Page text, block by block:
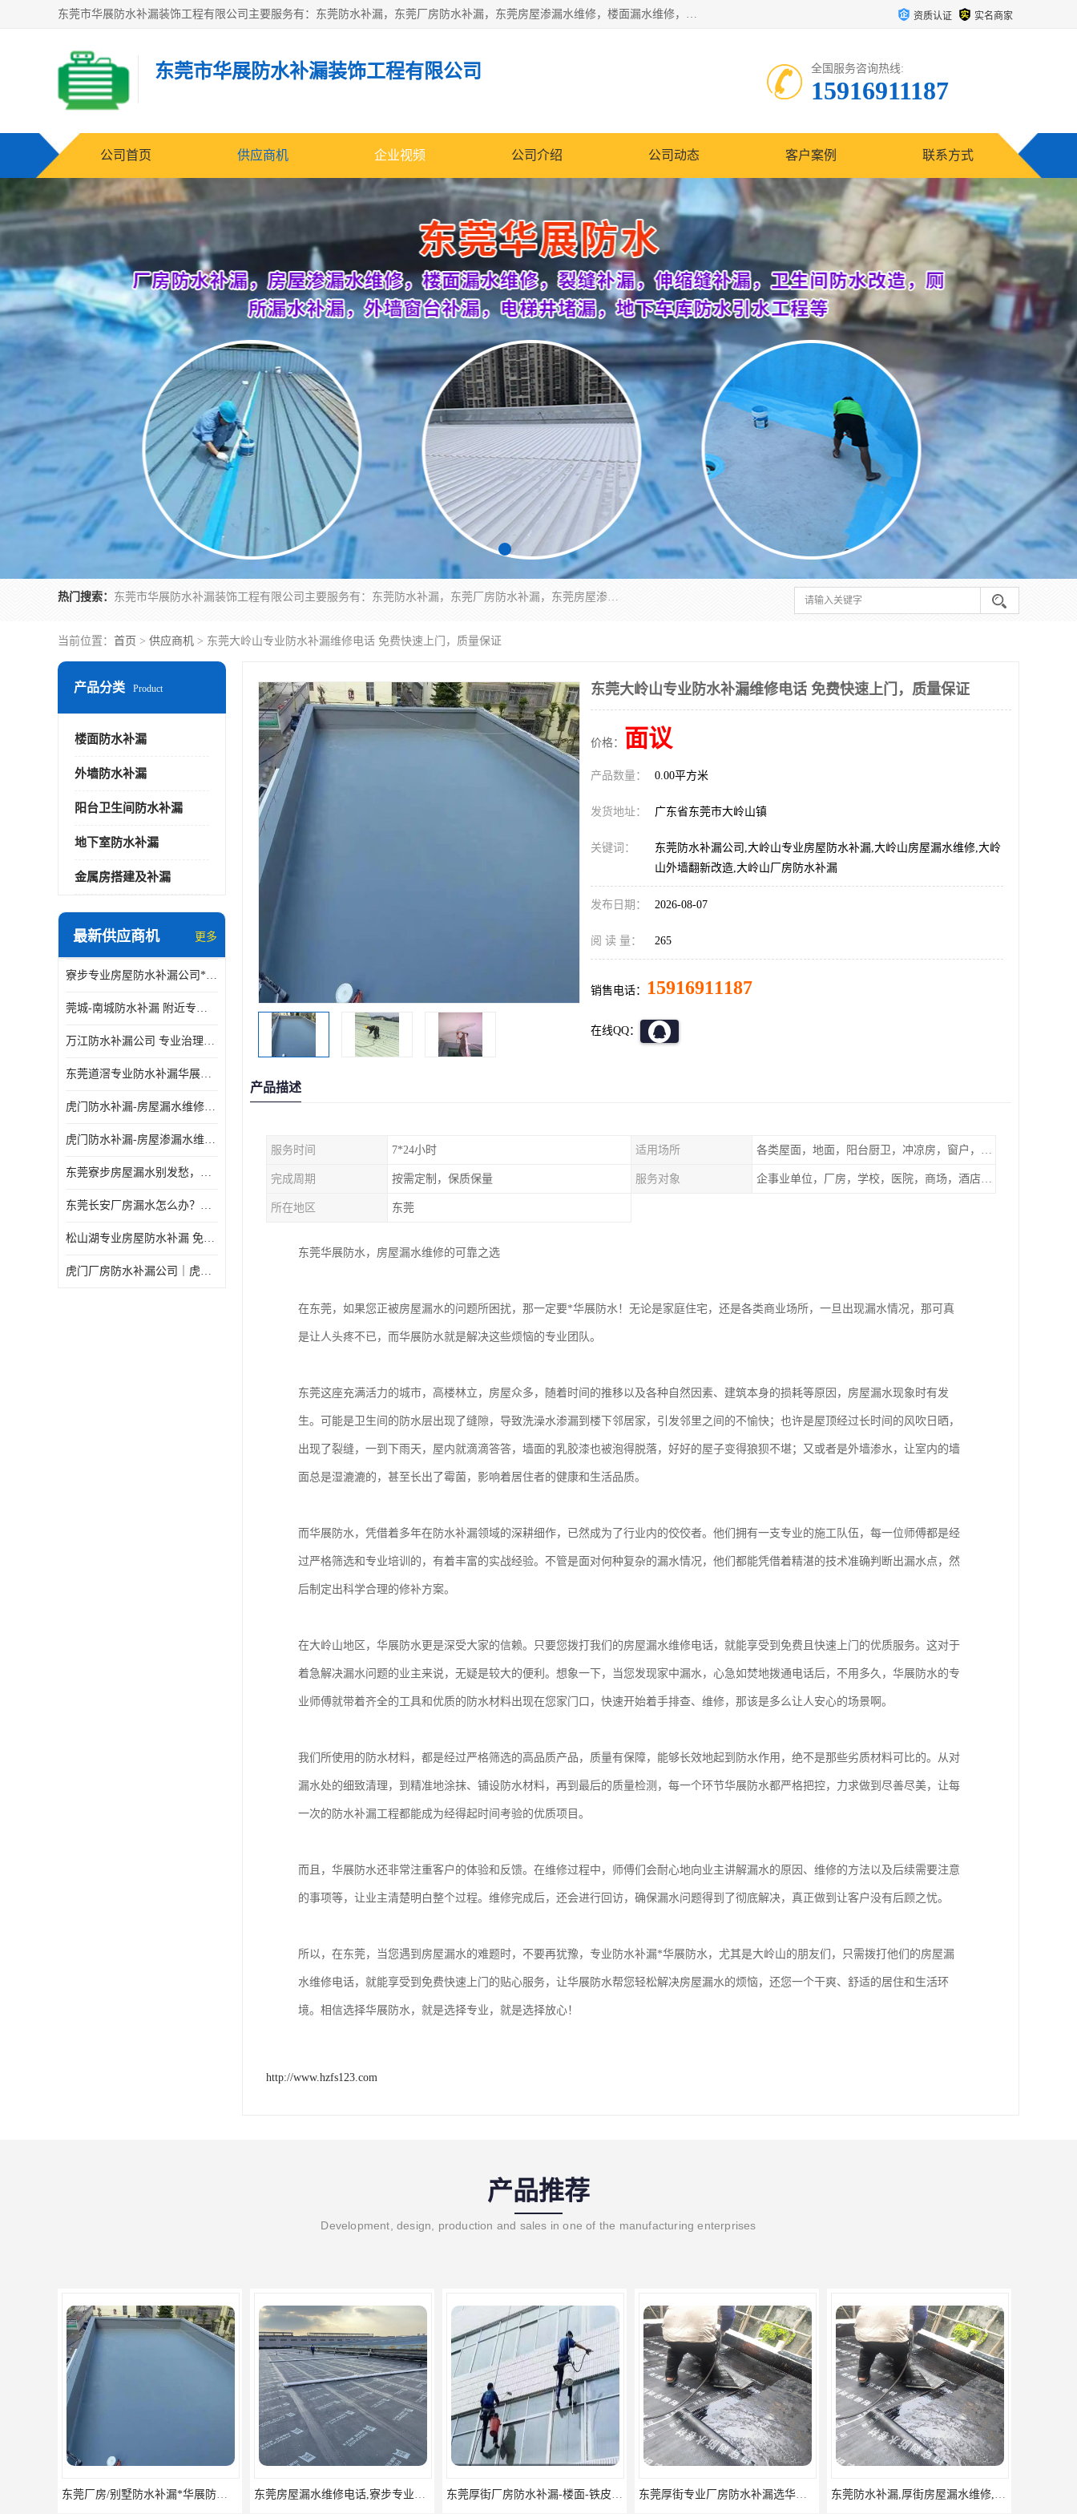
东莞市华展防水补漏装饰工程有限公司主要服务有：东莞防水补漏，东莞厂房防水补漏，东莞房屋渗漏水维修，楼面漏水维修，裂缝补漏，伸缩缝补漏，卫生间防水改造，厕所漏水补漏，外墙窗台补漏，电梯井堵漏，地下车库防水引水工程等 资质认证 实名商家
东莞市华展防水补漏装饰工程有限公司 全国服务咨询热线:
15916911187
公司首页 供应商机 企业视频 公司介绍 公司动态 客户案例 联系方式
热门搜索： 东莞市华展防水补漏装饰工程有限公司主要服务有：东莞防水补漏，东莞厂房防水补漏，东莞房屋渗漏水维修，楼面漏水维修，裂缝补漏，伸缩缝补漏，卫生间防水改造，厕所漏水补漏，外墙窗台补漏，电梯井堵漏，地下车库防水引水工程等
当前位置： 首页 > 供应商机 > 东莞大岭山专业防水补漏维修电话 免费快速上门，质量保证
产品分类 Product
楼面防水补漏
外墙防水补漏
阳台卫生间防水补漏
地下室防水补漏
金属房搭建及补漏
最新供应商机 更多
寮步专业房屋防水补漏公司*华展防水，值得信赖的选择
莞城-南城防水补漏 附近专修房屋漏水 免费上门看现场 修不好不收费
万江防水补漏公司 专业治理各项建筑物渗漏水 精准选材 快速止水
东莞道滘专业防水补漏华展防水更专业，及时高效，五年质保
虎门防水补漏-房屋漏水维修 免费上门提供方案 高效解决渗漏水问题
虎门防水补漏-房屋渗漏水维修 免费上门提供方案 验收合格再收费
东莞寮步房屋漏水别发愁，华展防水为您解烦忧！
东莞长安厂房漏水怎么办？华展防水24小时解决渗漏难题
松山湖专业房屋防水补漏 免费上门看现场，快速提供可靠方案
虎门厂房防水补漏公司｜虎门专修厂房渗漏水｜虎门楼面漏水补漏
东莞大岭山专业防水补漏维修电话 免费快速上门，质量保证
价格： 面议
产品数量： 0.00平方米
发货地址： 广东省东莞市大岭山镇
关键词：
东莞防水补漏公司,大岭山专业房屋防水补漏,大岭山房屋漏水维修,大岭
山外墙翻新改造,大岭山厂房防水补漏
发布日期： 2026-08-07
阅 读 量： 265
销售电话： 15916911187
在线QQ：
产品描述
服务时间 7*24小时 适用场所 各类屋面，地面，阳台厨卫，冲凉房，窗户，地下室等
完成周期 按需定制，保质保量 服务对象 企事业单位，厂房，学校，医院，商场，酒店，小区物业，商家居民住户等
所在地区 东莞
东莞华展防水，房屋漏水维修的可靠之选
在东莞，如果您正被房屋漏水的问题所困扰，那一定要*华展防水！无论是家庭住宅，还是各类商业场所，一旦出现漏水情况，那可真
是让人头疼不已，而华展防水就是解决这些烦恼的专业团队。
东莞这座充满活力的城市，高楼林立，房屋众多，随着时间的推移以及各种自然因素、建筑本身的损耗等原因，房屋漏水现象时有发
生。可能是卫生间的防水层出现了缝隙，导致洗澡水渗漏到楼下邻居家，引发邻里之间的不愉快；也许是屋顶经过长时间的风吹日晒，
出现了裂缝，一到下雨天，屋内就滴滴答答，墙面的乳胶漆也被泡得脱落，好好的屋子变得狼狈不堪；又或者是外墙渗水，让室内的墙
面总是湿漉漉的，甚至长出了霉菌，影响着居住者的健康和生活品质。
而华展防水，凭借着多年在防水补漏领域的深耕细作，已然成为了行业内的佼佼者。他们拥有一支专业的施工队伍，每一位师傅都是经
过严格筛选和专业培训的，有着丰富的实战经验。不管是面对何种复杂的漏水情况，他们都能凭借着精湛的技术准确判断出漏水点，然
后制定出科学合理的修补方案。
在大岭山地区，华展防水更是深受大家的信赖。只要您拨打我们的房屋漏水维修电话，就能享受到免费且快速上门的优质服务。这对于
着急解决漏水问题的业主来说，无疑是较大的便利。想象一下，当您发现家中漏水，心急如焚地拨通电话后，不用多久，华展防水的专
业师傅就带着齐全的工具和优质的防水材料出现在您家门口，快速开始着手排查、维修，那该是多么让人安心的场景啊。
我们所使用的防水材料，都是经过严格筛选的高品质产品，质量有保障，能够长效地起到防水作用，绝不是那些劣质材料可比的。从对
漏水处的细致清理，到精准地涂抹、铺设防水材料，再到最后的质量检测，每一个环节华展防水都严格把控，力求做到尽善尽美，让每
一次的防水补漏工程都能成为经得起时间考验的优质项目。
而且，华展防水还非常注重客户的体验和反馈。在维修过程中，师傅们会耐心地向业主讲解漏水的原因、维修的方法以及后续需要注意
的事项等，让业主清楚明白整个过程。维修完成后，还会进行回访，确保漏水问题得到了彻底解决，真正做到让客户没有后顾之忧。
所以，在东莞，当您遇到房屋漏水的难题时，不要再犹豫，专业防水补漏*华展防水，尤其是大岭山的朋友们，只需拨打他们的房屋漏
水维修电话，就能享受到免费快速上门的贴心服务，让华展防水帮您轻松解决房屋漏水的烦恼，还您一个干爽、舒适的居住和生活环
境。相信选择华展防水，就是选择专业，就是选择放心！
http://www.hzfs123.com
产品推荐
Development, design, production and sales in one of the manufacturing enterprises
东莞房屋漏水维修电话,寮步专业房屋防水补漏，专业厂房渗漏水维修 东莞厚街厂房防水补漏-楼面-铁皮房-卫生间-外墙漏水维修 东莞厚街专业厂房防水补漏选华展防水，质量好不复漏，省钱省力更省心 东莞防水补漏,厚街房屋漏水维修,厚街防水补漏,厚街厂房防水补漏 东莞大岭山防水补漏,大岭山厂房防水补漏,大岭山房屋漏水补漏